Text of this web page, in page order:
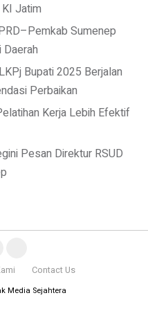
Jatim
Sumenep
Bupati 2025 Berjalan
Perbaikan
Kerja Lebih Efektif
Pesan Direktur RSUD
Contact Us
Media Sejahtera